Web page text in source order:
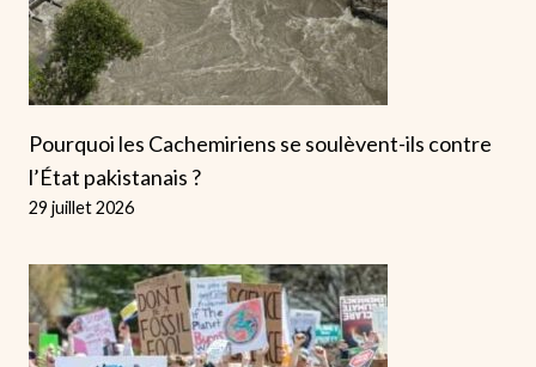
Pourquoi les Cachemiriens se soulèvent-ils contre
l’État pakistanais ?
29 juillet 2026